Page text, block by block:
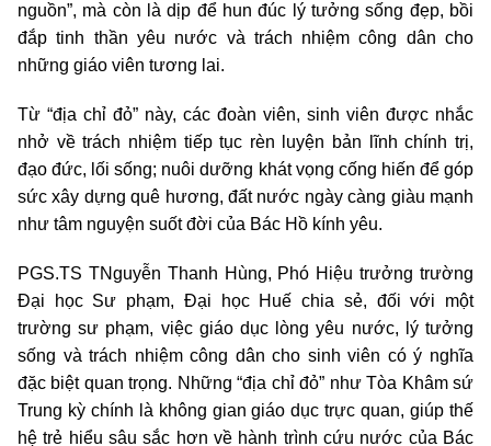
nguồn”, mà còn là dịp để hun đúc lý tưởng sống đẹp, bồi
đắp tinh thần yêu nước và trách nhiệm công dân cho
những giáo viên tương lai.
Từ “địa chỉ đỏ” này, các đoàn viên, sinh viên được nhắc
nhở về trách nhiệm tiếp tục rèn luyện bản lĩnh chính trị,
đạo đức, lối sống; nuôi dưỡng khát vọng cống hiến để góp
sức xây dựng quê hương, đất nước ngày càng giàu mạnh
như tâm nguyện suốt đời của Bác Hồ kính yêu.
PGS.TS TNguyễn Thanh Hùng, Phó Hiệu trưởng trường
Đại học Sư phạm, Đại học Huế chia sẻ, đối với một
trường sư phạm, việc giáo dục lòng yêu nước, lý tưởng
sống và trách nhiệm công dân cho sinh viên có ý nghĩa
đặc biệt quan trọng. Những “địa chỉ đỏ” như Tòa Khâm sứ
Trung kỳ chính là không gian giáo dục trực quan, giúp thế
hệ trẻ hiểu sâu sắc hơn về hành trình cứu nước của Bác